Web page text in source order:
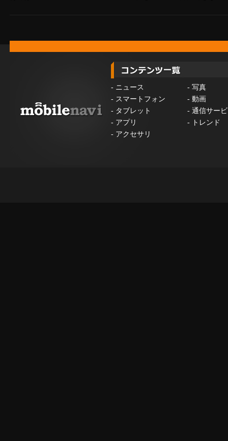
- ニュース - 写真
- スマートフォン - 動画
- タブレット - 通信サー
- アプリ -
トレンド
- アクセサリ